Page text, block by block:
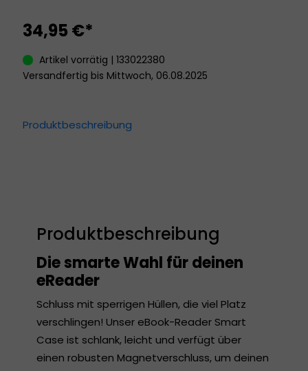
34,95 €*
Artikel vorrätig | 133022380
Versandfertig bis Mittwoch, 06.08.2025
Produktbeschreibung
Produktbeschreibung
Die smarte Wahl für deinen
eReader
Schluss mit sperrigen Hüllen, die viel Platz
verschlingen! Unser eBook-Reader Smart
Case ist schlank, leicht und verfügt über
einen robusten Magnetverschluss, um deinen